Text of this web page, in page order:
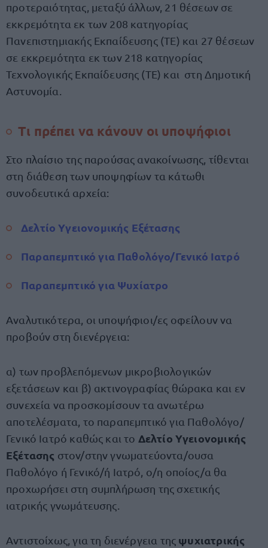
προτεραιότητας, μεταξύ άλλων, 21 θέσεων σε
εκκρεμότητα εκ των 208 κατηγορίας
Πανεπιστημιακής Εκπαίδευσης (ΤΕ) και 27 θέσεων
σε εκκρεμότητα εκ των 218 κατηγορίας
Τεχνολογικής Εκπαίδευσης (ΤΕ) και στη Δημοτική
Αστυνομία.
Τι πρέπει να κάνουν οι υποψήφιοι
Στο πλαίσιο της παρούσας ανακοίνωσης, τίθενται
στη διάθεση των υποψηφίων τα κάτωθι
συνοδευτικά αρχεία:
Δελτίο Υγειονομικής Εξέτασης
Παραπεμπτικό για Παθολόγο/Γενικό Ιατρό
Παραπεμπτικό για Ψυχίατρο
Αναλυτικότερα, οι υποψήφιοι/ες οφείλουν να
προβούν στη διενέργεια:
α) των προβλεπόμενων μικροβιολογικών
εξετάσεων και β) ακτινογραφίας θώρακα και εν
συνεχεία να προσκομίσουν τα ανωτέρω
αποτελέσματα, το παραπεμπτικό για Παθολόγο/
Γενικό Ιατρό καθώς και το Δελτίο Υγειονομικής
Εξέτασης στον/στην γνωματεύοντα/ουσα
Παθολόγο ή Γενικό/ή Ιατρό, ο/η οποίος/α θα
προχωρήσει στη συμπλήρωση της σχετικής
ιατρικής γνωμάτευσης.
Αντιστοίχως, για τη διενέργεια της ψυχιατρικής